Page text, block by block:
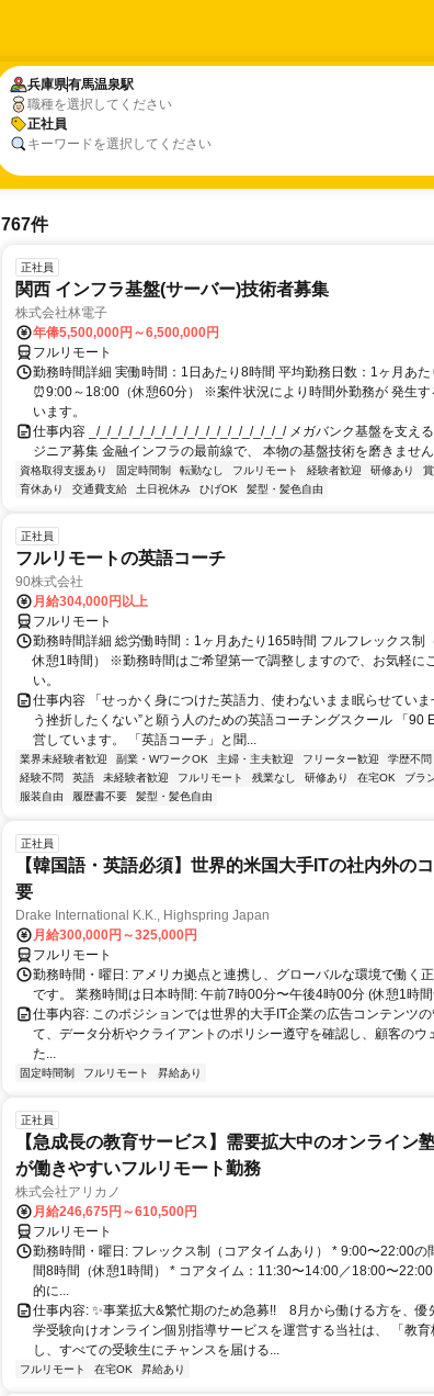
兵庫県有馬温泉駅
職種を選択してください
正社員
キーワードを選択してください
兵庫県有馬温泉駅
正社員
767件
正社員
関西 インフラ基盤(サーバー)技術者募集
株式会社林電子
年俸5,500,000円～6,500,000円
フルリモート
勤務時間詳細 実働時間：1日あたり8時間 平均勤務日数：1ヶ月あた
⏰9:00～18:00（休憩60分） ※案件状況により時間外勤務が 発生す
います。
仕事内容 _/_/_/_/_/_/_/_/_/_/_/_/_/_/_/_/_/_/ メガバンク基盤を支え
ジニア募集 金融インフラの最前線で、 本物の基盤技術を磨きませ
資格取得支援あり 固定時間制 転勤なし フルリモート 経験者歓迎 研修あり
育休あり
交通費支給 土日祝休み ひげOK 髪型・髪色自由
正社員
フルリモートの英語コーチ
90株式会社
月給304,000円以上
フルリモート
勤務時間詳細 総労働時間：1ヶ月あたり165時間 フルフレックス制
休憩1時間） ※勤務時間はご希望第一で調整しますので、お気軽に
い。
仕事内容 「せっかく身につけた英語力、使わないまま眠らせていま
う挫折したくない”と願う人のための英語コーチングスクール 「90
営しています。 「英語コーチ」と聞...
業界未経験者歓迎 副業・WワークOK 主婦・主夫歓迎 フリーター歓迎 学歴不問
経験不問
英語 未経験者歓迎 フルリモート 残業なし 研修あり 在宅OK ブラ
服装自由
履歴書不要 髪型・髪色自由
正社員
【韓国語・英語必須】世界的米国大手ITの社内外の
要
Drake International K.K., Highspring Japan
月給300,000円～325,000円
フルリモート
勤務時間・曜日: アメリカ拠点と連携し、グローバルな環境で働く
です。 業務時間は日本時間: 午前7時00分〜午後4時00分 (休憩1時
仕事内容: このポジションでは世界的大手IT企業の広告コンテンツ
て、データ分析やクライアントのポリシー遵守を確認し、顧客の
た...
固定時間制 フルリモート 昇給あり
正社員
【急成長の教育サービス】需要拡大中のオンライン
が働きやすいフルリモート勤務
株式会社アリカノ
月給246,675円～610,500円
フルリモート
勤務時間・曜日: フレックス制（コアタイムあり） * 9:00〜22:00の
間8時間（休憩1時間） * コアタイム：11:30〜14:00／18:00〜
的に...
仕事内容: ✨️事業拡大&繁忙期のため急募!! 8月から働ける方を、優
学受験向けオンライン個別指導サービスを運営する当社は、 「教育
し、すべての受験生にチャンスを届ける...
フルリモート 在宅OK 昇給あり